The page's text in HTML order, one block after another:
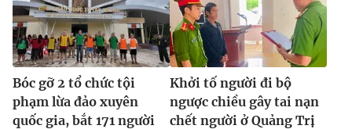
Bóc gỡ 2 tổ chức tội
phạm lừa đảo xuyên
quốc gia, bắt 171 người
Khởi tố người đi bộ
ngược chiều gây tai nạn
chết người ở Quảng Trị